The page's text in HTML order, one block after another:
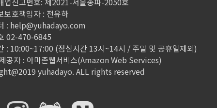
보호책임자 : 전유하
: help@yuhadayo.com
02-470-6845
: 10:00~17:00 (점심시간 13시~14시 / 주말 및 공휴일제외)
공자 : 아마존웹서비스(Amazon Web Services)
yuhadayo. ALL rights reserved